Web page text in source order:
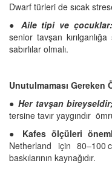
Dwarf türleri de sıcak
● Aile tipi ve çocuklar:
senior tavşan
sabırlılar olmalı.
Unutulmaması Gereken
●Her tavşan
tersine tavır yaygındır
● Kafes ölçüleri
Netherland için
baskılarının kaynağıdır.